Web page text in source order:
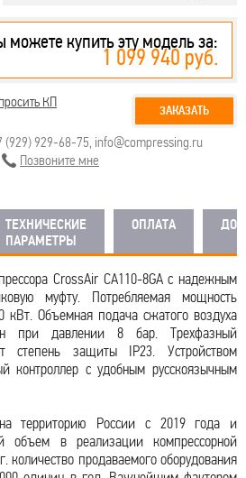
можете купить эту модель за:
1 099 940 руб.
КП
ЗАКАЗАТЬ
(929) 929-68-75 info@compressing.ru
Позвоните мне
ТЕХНИЧЕСКИЕ
ПАРАМЕТРЫ
ОПЛАТА
CrossAir CA110-8GA с надежным
муфту. Потребляемая мощность
кВт. Объемная подача сжатого воздуха
при давлении 8 бар. Трехфазный
степень защиты IP23. Устройством
контроллер с удобным русскоязычным
территорию России с 2019 года и
объем в реализации компрессорной
количество продаваемого оборудования